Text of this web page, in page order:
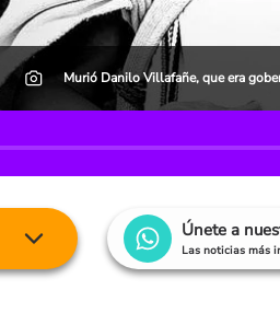
Murió Danilo Villafañe, que era
Únete a
Las noticias más